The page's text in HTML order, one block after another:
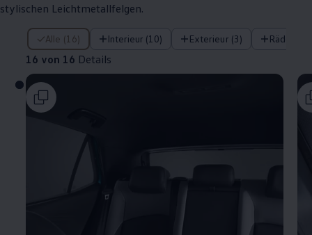
stylischen Leichtmetallfelgen.
Alle (16) Interieur (10) Exterieur (3) Räder (3)
16 von 16 Details
16 von 16 Details